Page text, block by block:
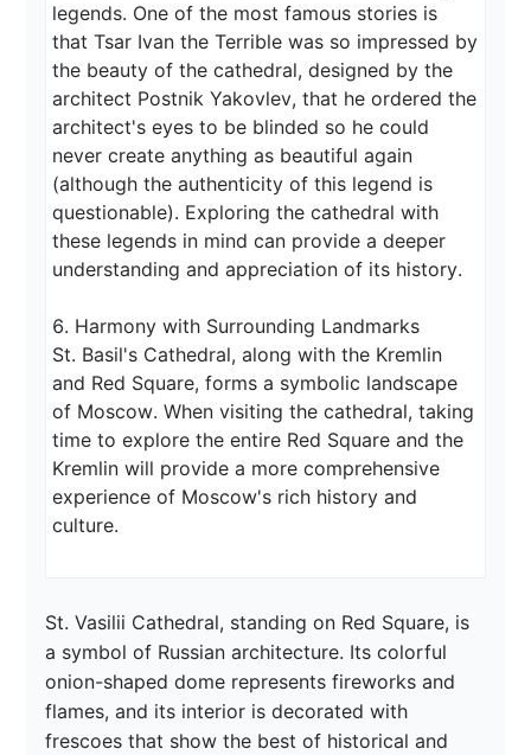
legends. One of the most famous stories is
that Tsar Ivan the Terrible was so impressed by
the beauty of the cathedral, designed by the
architect Postnik Yakovlev, that he ordered the
architect's eyes to be blinded so he could
never create anything as beautiful again
(although the authenticity of this legend is
questionable). Exploring the cathedral with
these legends in mind can provide a deeper
understanding and appreciation of its history.
6. Harmony with Surrounding Landmarks
St. Basil's Cathedral, along with the Kremlin
and Red Square, forms a symbolic landscape
of Moscow. When visiting the cathedral, taking
time to explore the entire Red Square and the
Kremlin will provide a more comprehensive
experience of Moscow's rich history and
culture.
St. Vasilii Cathedral, standing on Red Square, is
a symbol of Russian architecture. Its colorful
onion-shaped dome represents fireworks and
flames, and its interior is decorated with
frescoes that show the best of historical and